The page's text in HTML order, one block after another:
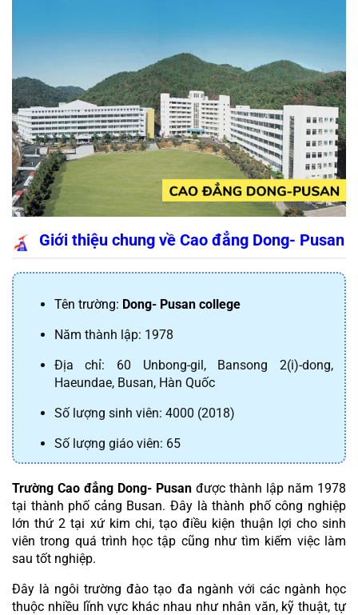
Giới thiệu chung về Cao đẳng Dong- Pusan
Tên trường: Dong- Pusan college
Năm thành lập: 1978
Địa chỉ: 60 Unbong-gil, Bansong 2(i)-dong,
Haeundae, Busan, Hàn Quốc
Số lượng sinh viên: 4000 (2018)
Số lượng giáo viên: 65
Trường Cao đẳng Dong- Pusan được thành lập năm 1978
tại thành phố cảng Busan. Đây là thành phố công nghiệp
lớn thứ 2 tại xứ kim chi, tạo điều kiện thuận lợi cho sinh
viên trong quá trình học tập cũng như tìm kiếm việc làm
sau tốt nghiệp.
Đây là ngôi trường đào tạo đa ngành với các ngành học
thuộc nhiều lĩnh vực khác nhau như nhân văn, kỹ thuật, tự